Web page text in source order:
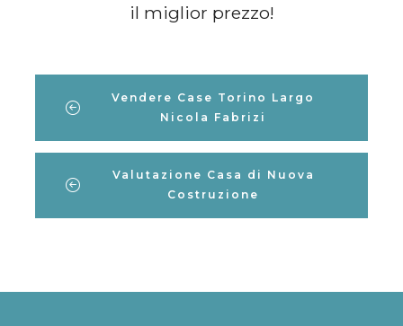
il miglior prezzo!
Vendere Case Torino Largo
Nicola Fabrizi
Valutazione Casa di Nuova
Costruzione